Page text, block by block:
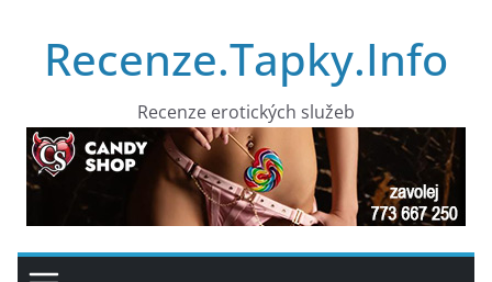
obsahRecenze.Tapky.Info
Recenze erotických služeb